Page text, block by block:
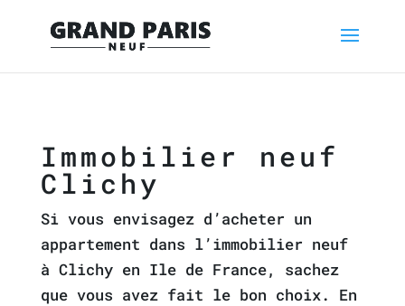
Immobilier neuf
Clichy
Si vous envisagez d’acheter un
appartement dans l’immobilier neuf
à Clichy en Ile de France, sachez
que vous avez fait le bon choix. En